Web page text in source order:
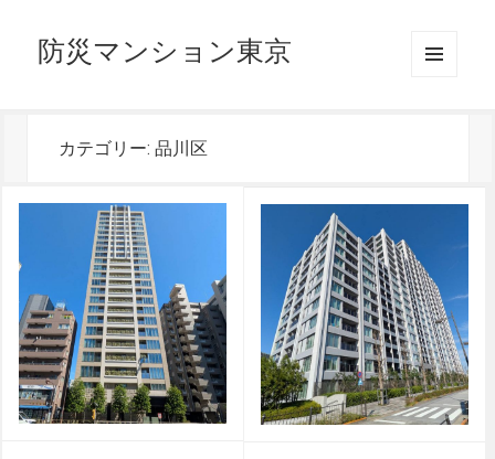
防災マンション東京
カテゴリー: 品川区